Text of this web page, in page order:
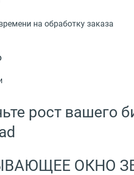
на обработку заказа
рост вашего
ОКНО